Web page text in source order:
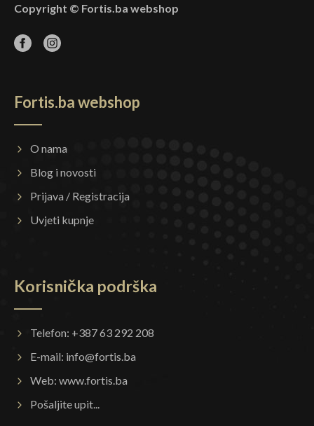
Copyright © Fortis.ba webshop
Fortis.ba webshop
O nama
Blog i novosti
Prijava / Registracija
Uvjeti kupnje
Korisnička podrška
Telefon: +387 63 292 208
E-mail: info@fortis.ba
Web: www.fortis.ba
Pošaljite upit...